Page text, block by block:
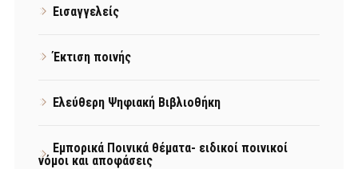
Εισαγγελείς
Έκτιση ποινής
Ελεύθερη Ψηφιακή Βιβλιοθήκη
Εμπορικά Ποινικά θέματα- ειδικοί ποινικοί
νόμοι και αποφάσεις